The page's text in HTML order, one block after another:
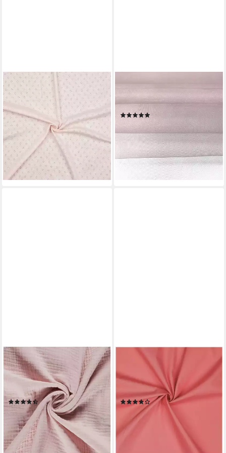
MADDMA
Stoff 0,5m Pointoille-Stoff
Jersey Meterware
Baumwollstoff Ajour
Lochmuster, rose meliert
8,21 €
(11,73 €/ 1 qm)
lieferbar - in 3-4 Werktagen bei dir
+20
160 cm
(1)
1,89 €
(1,89 €/ 1 qm)
lieferbar - in 2-3 Werktagen bei dir
+27
MADDMA
Stoff 50x130cm Musselin
Stoff uni Meterware Mulltuch,
dry rose
(3)
5,71 €
(8,78 €/ 1 qm)
lieferbar - in 3-4 Werktagen bei dir
+66
MADDMA
Stoff Baumwoll-Popeline Stoff
Meterware unifarben für
Blusen Hemden 150cm
(1)
9,66 €
(6,44 €/ 1 qm)
lieferbar - in 3-4 Werktagen bei dir
+50